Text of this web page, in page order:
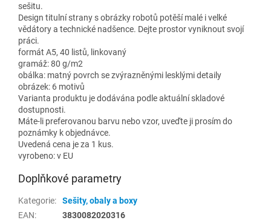
sešitu.
Design titulní strany s obrázky robotů potěší malé i velké
vědátory a technické nadšence. Dejte prostor vyniknout svojí
práci.
formát A5, 40 listů, linkovaný
gramáž: 80 g/m2
obálka: matný povrch se zvýrazněnými lesklými detaily
obrázek: 6 motivů
Varianta produktu je dodávána podle aktuální skladové
dostupnosti.
Máte-li preferovanou barvu nebo vzor, uveďte ji prosím do
poznámky k objednávce.
Uvedená cena je za 1 kus.
vyrobeno: v EU
Doplňkové parametry
Kategorie:
Sešity, obaly a boxy
EAN: 3830082020316